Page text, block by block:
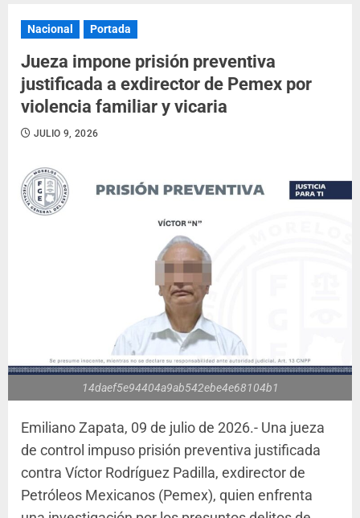
Nacional Portada
Jueza impone prisión preventiva
justificada a exdirector de Pemex por
violencia familiar y vicaria
JULIO 9, 2026
14daef5e94404a9ab542ebe4e68104b1
Emiliano Zapata, 09 de julio de 2026.- Una jueza
de control impuso prisión preventiva justificada
contra Víctor Rodríguez Padilla, exdirector de
Petróleos Mexicanos (Pemex), quien enfrenta